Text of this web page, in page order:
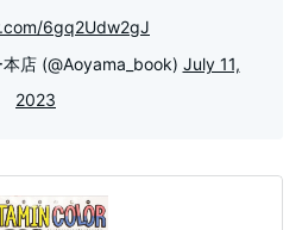
6gq2Udw2gJ
店 (@Aoyama_book) July 11,
2023